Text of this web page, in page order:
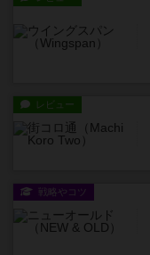
レビュー
戦略やコツ